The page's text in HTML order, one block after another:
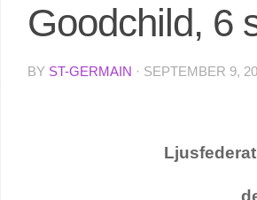
Goodchild, 6
BY ST-GERMAIN · SEPTEMBER 9,